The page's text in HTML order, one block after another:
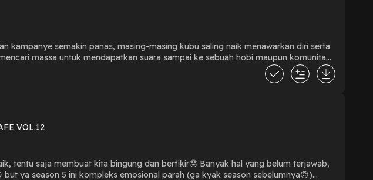
kampanye semakin panas, masing-masing kubu saling naik menawarkan diri serta
massa untuk mendapatkan suara sampai ke sebuah hobi maupun komunitas
Apakah tidak perlu ada, sehingga acara hanya untuk bersenang-senang? IKZ
VOL.12
tentu saja membuat kita bingung dan berfikir🤓 Banyak hal yang belum terjawab,
ya season 5 ini kompleks emosional parah (ga kyak season sebelumnya🙃)